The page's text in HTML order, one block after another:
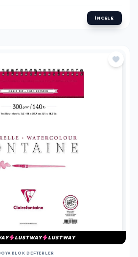
İNCELE
LUSTWAY LUSTWAY
BLOK DEFTERLER